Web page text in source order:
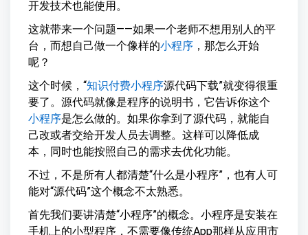
开发技术也能使用。
这就带来一个问题——如果一个老师不想用别人的平
台，而想自己做一个像样的小程序，那怎么开始
呢？
这个时候，“知识付费小程序源代码下载”就变得很重
要了。源代码就像是程序的说明书，它告诉你这个
小程序是怎么做的。如果你拿到了源代码，就能自
己改或者交给开发人员去调整。这样可以降低成
本，同时也能按照自己的需求去优化功能。
不过，不是所有人都清楚“什么是小程序”，也有人可
能对“源代码”这个概念不太熟悉。
首先我们要讲清楚“小程序”的概念。小程序是安装在
手机上的小型程序，不需要像传统App那样从应用市